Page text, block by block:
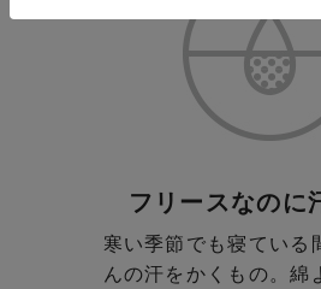
フリースなのに
寒い季節でも寝ている
んの汗をかくもの。綿